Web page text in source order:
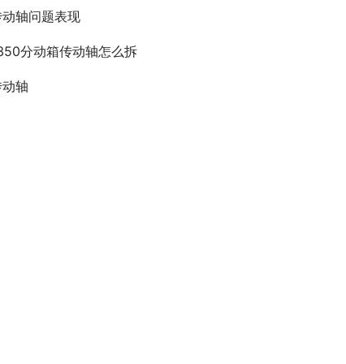
轴问题表现
分动箱传动轴怎么拆
轴